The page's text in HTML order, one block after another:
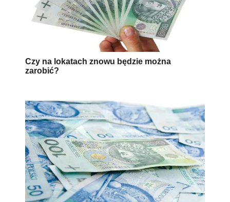
Czy na lokatach znowu będzie można
zarobić?